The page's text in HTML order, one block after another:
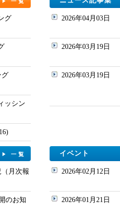
グ
グ
ッシン
2026年04月03日
2026年03月19日
2026年03月19日
一覧
月次報
のお知
イベント
2026年02月12日
2026年01月21日